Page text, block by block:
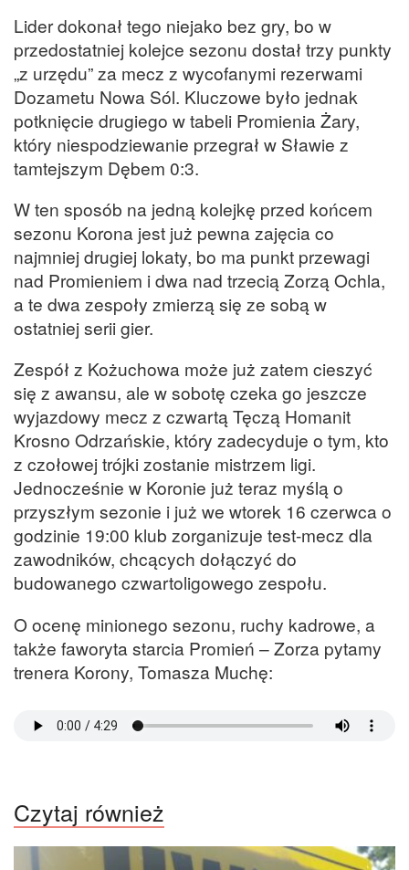
Lider dokonał tego niejako bez gry, bo w
przedostatniej kolejce sezonu dostał trzy punkty
„z urzędu” za mecz z wycofanymi rezerwami
Dozametu Nowa Sól. Kluczowe było jednak
potknięcie drugiego w tabeli Promienia Żary,
który niespodziewanie przegrał w Sławie z
tamtejszym Dębem 0:3.
W ten sposób na jedną kolejkę przed końcem
sezonu Korona jest już pewna zajęcia co
najmniej drugiej lokaty, bo ma punkt przewagi
nad Promieniem i dwa nad trzecią Zorzą Ochla,
a te dwa zespoły zmierzą się ze sobą w
ostatniej serii gier.
Zespół z Kożuchowa może już zatem cieszyć
się z awansu, ale w sobotę czeka go jeszcze
wyjazdowy mecz z czwartą Tęczą Homanit
Krosno Odrzańskie, który zadecyduje o tym, kto
z czołowej trójki zostanie mistrzem ligi.
Jednocześnie w Koronie już teraz myślą o
przyszłym sezonie i już we wtorek 16 czerwca o
godzinie 19:00 klub zorganizuje test-mecz dla
zawodników, chcących dołączyć do
budowanego czwartoligowego zespołu.
O ocenę minionego sezonu, ruchy kadrowe, a
także faworyta starcia Promień – Zorza pytamy
trenera Korony, Tomasza Muchę:
Czytaj również